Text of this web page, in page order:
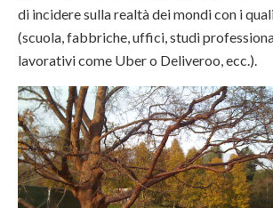
di incidere sulla realtà dei mondi con i
(scuola, fabbriche, uffici, studi
lavorativi come Uber o Deliveroo, ecc.).